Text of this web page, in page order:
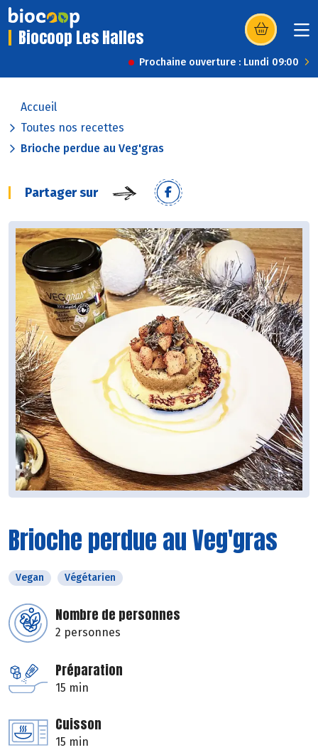
Biocoop Les Halles (s’ouvre dans
Prochaine ouverture : Lundi 09:00
Accueil
Toutes nos recettes
Brioche perdue au Veg'gras
Partager sur
Brioche perdue au Veg'gras
Vegan Végétarien
Nombre de personnes
2 personnes
Préparation
15 min
Cuisson
15 min